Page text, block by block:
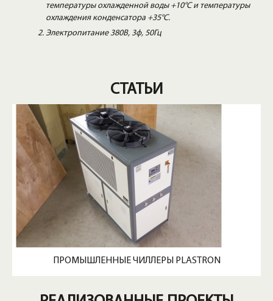
температуры охлажденной воды +10°C и температуры
охлаждения конденсатора +35°C.
Электропитание 380В, 3ф, 50Гц
СТАТЬИ
ПРОМЫШЛЕННЫЕ ЧИЛЛЕРЫ PLASTRON